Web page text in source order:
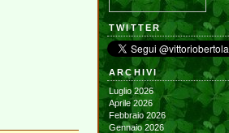
TWITTER
ARCHIVI
Luglio 2026
Aprile 2026
Febbraio 2026
Gennaio 2026